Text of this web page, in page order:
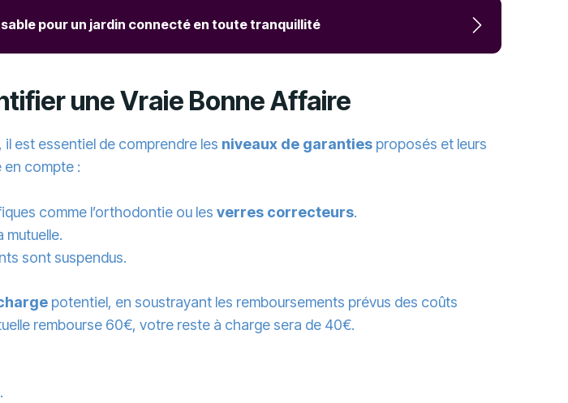
pour un jardin connecté en toute tranquillité
une Vraie Bonne Affaire
est essentiel de comprendre les niveaux de garanties proposés et leurs
en compte :
comme l’orthodontie ou les verres correcteurs.
mutuelle.
sont suspendus.
potentiel, en soustrayant les remboursements prévus des coûts
rembourse 60€, votre reste à charge sera de 40€.